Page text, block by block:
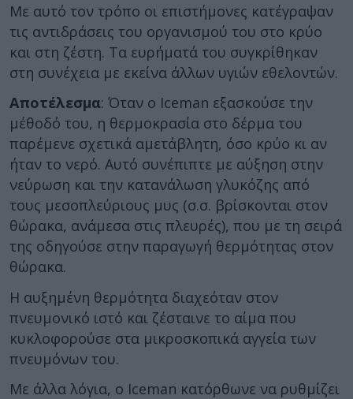
Με αυτό τον τρόπο οι επιστήμονες κατέγραψαν
τις αντιδράσεις του οργανισμού του στο κρύο
και στη ζέστη. Τα ευρήματά του συγκρίθηκαν
στη συνέχεια με εκείνα άλλων υγιών εθελοντών.
Αποτέλεσμα: Όταν ο Iceman εξασκούσε την
μέθοδό του, η θερμοκρασία στο δέρμα του
παρέμενε σχετικά αμετάβλητη, όσο κρύο κι αν
ήταν το νερό. Αυτό συνέπιπτε με αύξηση στην
νεύρωση και την κατανάλωση γλυκόζης από
τους μεσοπλεύριους μυς (σ.σ. βρίσκονται στον
θώρακα, ανάμεσα στις πλευρές), που με τη σειρά
της οδηγούσε στην παραγωγή θερμότητας στον
θώρακα.
Η αυξημένη θερμότητα διαχεόταν στον
πνευμονικό ιστό και ζέσταινε το αίμα που
κυκλοφορούσε στα μικροσκοπικά αγγεία των
πνευμόνων του.
Με άλλα λόγια, ο Iceman κατόρθωνε να ρυθμίζει